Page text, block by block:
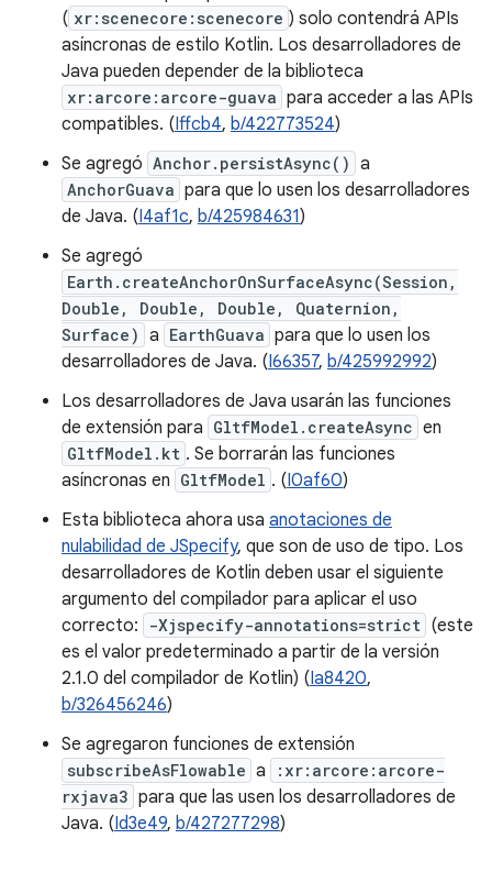
( xr:scenecore:scenecore ) solo contendrá APIs
asíncronas de estilo Kotlin. Los desarrolladores de
Java pueden depender de la biblioteca
xr:arcore:arcore-guava para acceder a las APIs
compatibles. (Iffcb4, b/422773524)
Se agregó Anchor.persistAsync() a
AnchorGuava para que lo usen los desarrolladores
de Java. (I4af1c, b/425984631)
Se agregó
Earth.createAnchorOnSurfaceAsync(Session,
Double, Double, Double, Quaternion,
Surface) a EarthGuava para que lo usen los
desarrolladores de Java. (I66357, b/425992992)
Los desarrolladores de Java usarán las funciones
de extensión para GltfModel.createAsync en
GltfModel.kt . Se borrarán las funciones
asíncronas en GltfModel . (I0af60)
Esta biblioteca ahora usa anotaciones de
nulabilidad de JSpecify, que son de uso de tipo. Los
desarrolladores de Kotlin deben usar el siguiente
argumento del compilador para aplicar el uso
correcto:
-Xjspecify-annotations=strict (este
es el valor predeterminado a partir de la versión
2.1.0 del compilador de Kotlin) (Ia8420,
b/326456246)
Se agregaron funciones de extensión
subscribeAsFlowable a
:xr:arcore:arcore-
rxjava3 para que las usen los desarrolladores de
Java. (Id3e49, b/427277298)